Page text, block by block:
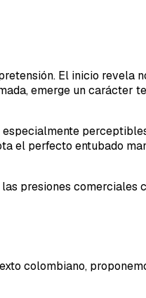
El inicio revela
emerge un carácter
el perfecto entubado
presiones comerciales
colombiano,